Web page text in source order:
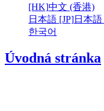
[HK]中文 (香港)
日本語 [JP]日本語
한국어
Úvodná stránka